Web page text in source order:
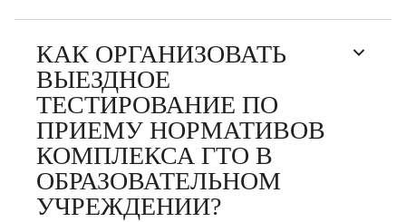
КАК ОРГАНИЗОВАТЬ
ВЫЕЗДНОЕ
ТЕСТИРОВАНИЕ ПО
ПРИЕМУ НОРМАТИВОВ
КОМПЛЕКСА ГТО В
ОБРАЗОВАТЕЛЬНОМ
УЧРЕЖДЕНИИ?